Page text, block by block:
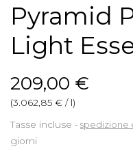
Pyramid
Light
209,00 €
(3.062,85 € / l)
Tasse incluse
spedizione
giorni